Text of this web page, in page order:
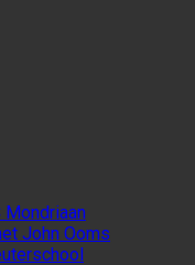
John Ooms